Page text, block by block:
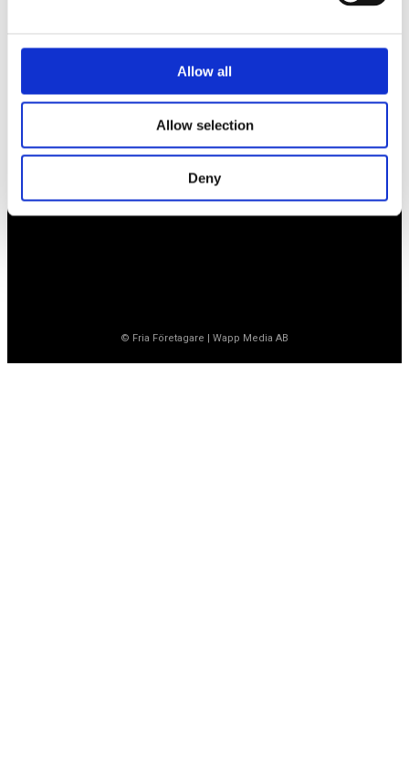
Allow all
Allow selection
Deny
Vaktgatan 17bv
020-760 761 (ank. 2)
Öppet vardagar 8.30-15.30
© Fria Företagare Wapp Media AB